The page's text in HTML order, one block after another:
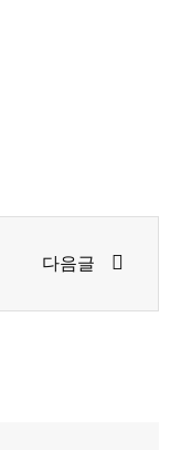
다음글